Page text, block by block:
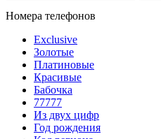
Номера телефонов
Exclusive
Золотые
Платиновые
Красивые
Бабочка
77777
Из двух цифр
Год рождения